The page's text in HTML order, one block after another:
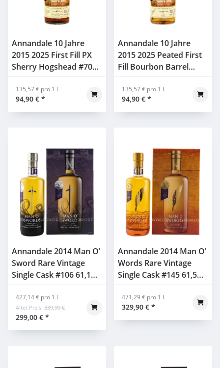
Annandale 10 Jahre
2015 2025 First Fill PX
Sherry Hogshead #708
Best Dram 53,1% 0,7l
94,90 € *
135,57 € pro 1 l
Annandale 10 Jahre
2015 2025 Peated First
Fill Bourbon Barrel
#568 Best Dram 55,4%
0,7l
94,90 € *
135,57 € pro 1 l
Annandale 2014 Man O'
Sword Rare Vintage
Single Cask #106 61,1%
0,7l
299,00 € *
427,14 € pro 1 l
Alter Preis: 339,90 €
Annandale 2014 Man O'
Words Rare Vintage
Single Cask #145 61,5%
0,7l
329,90 € *
471,29 € pro 1 l